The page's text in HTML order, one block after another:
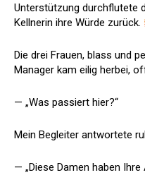
Unterstützung durchflutete
Kellnerin ihre Würde zurück.
Die drei Frauen, blass und
Manager kam eilig herbei,
— „Was passiert hier?“
Mein Begleiter antwortete
— „Diese Damen haben